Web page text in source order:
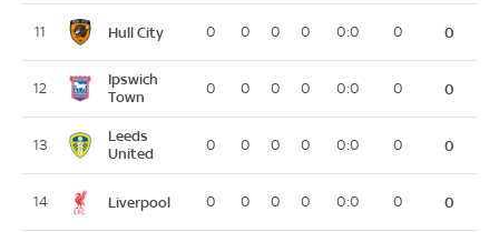
11 Hull City 0 0 0 0 0:0 0 0
12
Ipswich
Town
0 0 0 0 0:0 0 0
13
Leeds
United
0 0 0 0 0:0 0 0
14 Liverpool 0 0 0 0 0:0 0 0